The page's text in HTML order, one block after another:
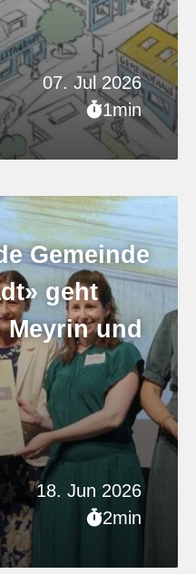
07. Jul 2026
1min
18. Jun 2026
2min
Gemeinde
geht
und